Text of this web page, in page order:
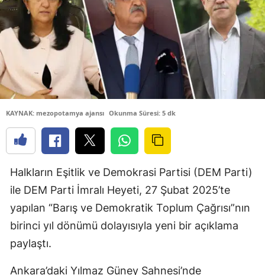
KAYNAK: mezopotamya ajansı Okunma Süresi: 5 dk
Halkların Eşitlik ve Demokrasi Partisi (DEM Parti)
ile DEM Parti İmralı Heyeti, 27 Şubat 2025’te
yapılan “Barış ve Demokratik Toplum Çağrısı”nın
birinci yıl dönümü dolayısıyla yeni bir açıklama
paylaştı.
Ankara’daki Yılmaz Güney Sahnesi’nde